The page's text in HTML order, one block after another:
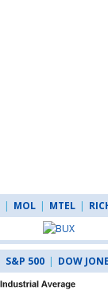
| MOL | MTEL |
S&P 500 | DOW